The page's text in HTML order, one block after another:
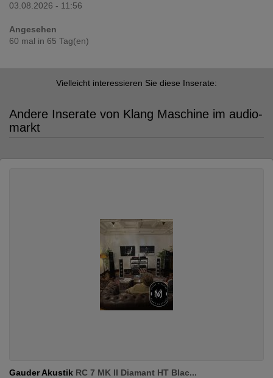
03.08.2026 - 11:56
Angesehen
60 mal in 65 Tag(en)
Vielleicht interessieren Sie diese Inserate:
Andere Inserate von Klang Maschine im audio-
markt
Gauder Akustik RC 7 MK II Diamant HT Blac...